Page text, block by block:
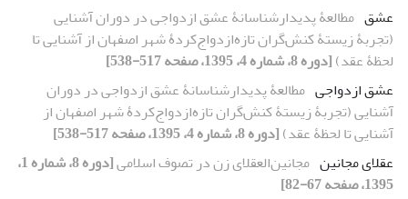
عشق مطالعۀ پدیدارشناسانۀ عشق ازدواجی در دوران آشنایی
(تجربۀ زیستۀ کنش‌گران تازه‌‌ازدواج‌کردۀ شهر اصفهان از آشنایی تا
لحظۀ عقد)[دوره 8، شماره 4، 1395، صفحه 517-538]
عشق ازدواجی مطالعۀ پدیدارشناسانۀ عشق ازدواجی در دوران
آشنایی (تجربۀ زیستۀ کنش‌گران تازه‌‌ازدواج‌کردۀ شهر اصفهان از
آشنایی تا لحظۀ عقد)[دوره 8، شماره 4، 1395، صفحه 517-538]
عقلای مجانین مجانین‌العقلای زن در تصوف اسلامی
[دوره 8، شماره 1،
1395، صفحه 67-82]